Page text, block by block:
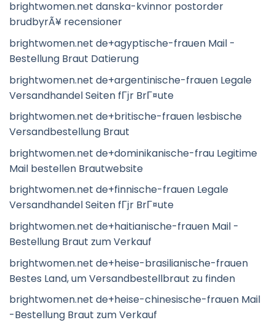
brightwomen.net danska-kvinnor postorder
brudbyrÃ¥ recensioner
brightwomen.net de+agyptische-frauen Mail -
Bestellung Braut Datierung
brightwomen.net de+argentinische-frauen Legale
Versandhandel Seiten fГјr BrГ¤ute
brightwomen.net de+britische-frauen lesbische
Versandbestellung Braut
brightwomen.net de+dominikanische-frau Legitime
Mail bestellen Brautwebsite
brightwomen.net de+finnische-frauen Legale
Versandhandel Seiten fГјr BrГ¤ute
brightwomen.net de+haitianische-frauen Mail -
Bestellung Braut zum Verkauf
brightwomen.net de+heise-brasilianische-frauen
Bestes Land, um Versandbestellbraut zu finden
brightwomen.net de+heise-chinesische-frauen Mail
-Bestellung Braut zum Verkauf